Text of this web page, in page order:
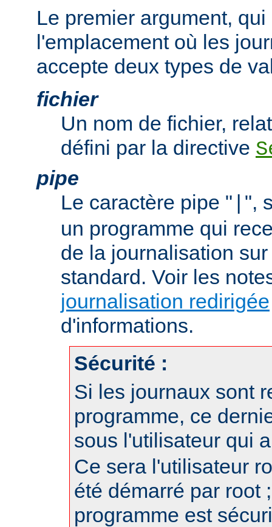
Le premier argument,
l'emplacement où les
accepte deux types de
fichier
Un nom de fichier,
défini par la directive
pipe
Le caractère pipe " ",
un programme qui
de la journalisation
standard. Voir les
journalisation redirigée
d'informations.
Sécurité :
Si les journaux sont
programme, ce
sous l'utilisateur qui
Ce sera l'utilisateur
été démarré par root
programme est